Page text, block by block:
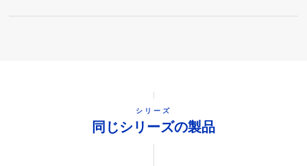
シリーズ
同じシリーズの製品